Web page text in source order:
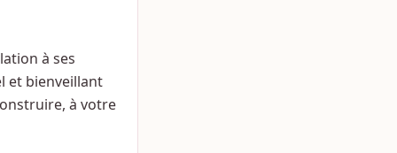
à ses
et bienveillant
à votre